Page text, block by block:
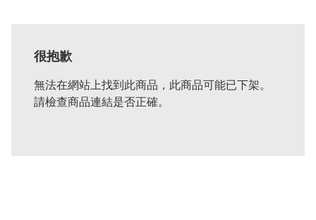
很抱歉
無法在網站上找到此商品，此商品可能已下架。
請檢查商品連結是否正確。